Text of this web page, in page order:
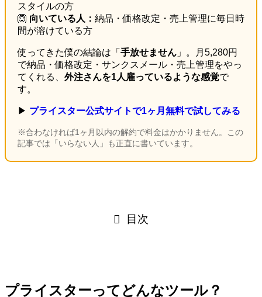
スタイルの方
🙆 向いている人： 納品・価格改定・売上管理に毎日時
間が溶けている方
使ってきた僕の結論は「 手放せません 」。月5,280円
で納品・価格改定・サンクスメール・売上管理をやっ
てくれる、 外注さんを1人雇っているような感覚で
す。
▶ プライスター公式サイトで1ヶ月無料で試してみる
※合わなければ1ヶ月以内の解約で料金はかかりません。この
記事では「いらない人」も正直に書いています。
目次
プライスターってどんなツール？